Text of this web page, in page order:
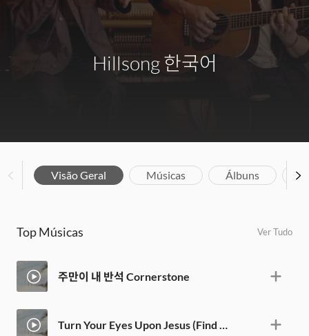
Hillsong 한국어
Visão Geral Músicas Álbuns
Top Músicas Ver Tudo
주만이 내 반석 Cornerstone